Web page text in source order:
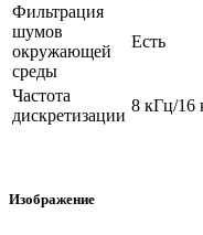
Фильтрация
шумов
окружающей
среды
Есть
Частота
дискретизации
8 кГц/16
Изображение